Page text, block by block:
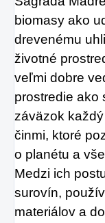
biomasy ako
drevenému
životné
veľmi dobre
prostredie ako
záväzok
činmi, ktoré
o planétu a
Medzi ich
surovín,
materiálov a